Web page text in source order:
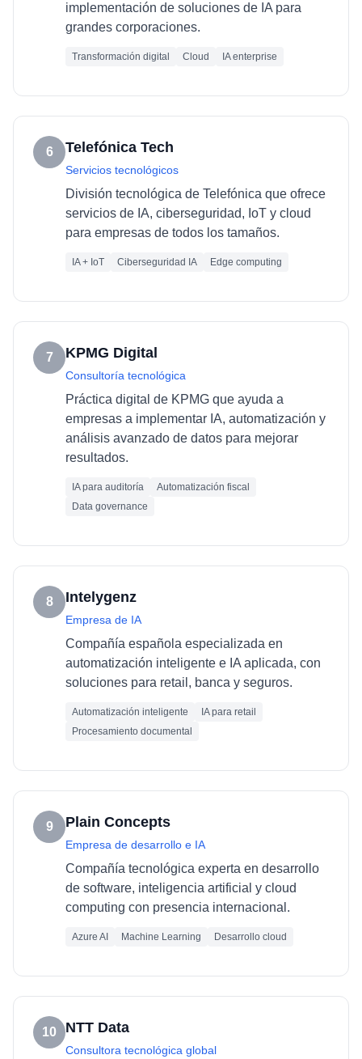
implementación de soluciones de IA para
grandes corporaciones.
Transformación digital Cloud IA enterprise
6 Telefónica Tech
Servicios tecnológicos
División tecnológica de Telefónica que ofrece
servicios de IA, ciberseguridad, IoT y cloud
para empresas de todos los tamaños.
IA + IoT Ciberseguridad IA Edge computing
7 KPMG Digital
Consultoría tecnológica
Práctica digital de KPMG que ayuda a
empresas a implementar IA, automatización y
análisis avanzado de datos para mejorar
resultados.
IA para auditoría
Automatización fiscal
Data governance
8 Intelygenz
Empresa de IA
Compañía española especializada en
automatización inteligente e IA aplicada, con
soluciones para retail, banca y seguros.
Automatización inteligente
IA para retail
Procesamiento documental
9 Plain Concepts
Empresa de desarrollo e IA
Compañía tecnológica experta en desarrollo
de software, inteligencia artificial y cloud
computing con presencia internacional.
Azure AI Machine Learning Desarrollo cloud
10 NTT Data
Consultora tecnológica global